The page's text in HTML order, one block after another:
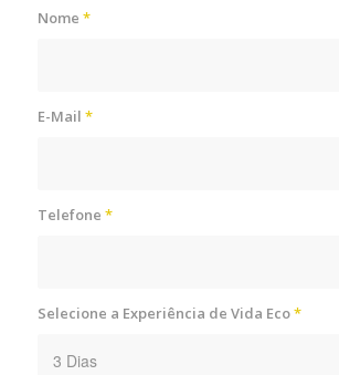
Nome *
E-Mail *
Telefone *
Selecione a Experiência de Vida Eco*